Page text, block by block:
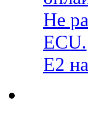
Не
ECU.
E2